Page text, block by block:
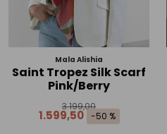
Mala Alishia
Saint Tropez Silk Scarf
Pink/Berry
3.199,00
1.599,50 -50 %